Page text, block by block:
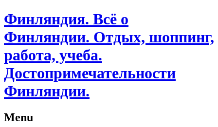
Финляндия. Всё о
Финляндии. Отдых, шоппинг,
работа, учеба.
Достопримечательности
Финляндии.
Menu